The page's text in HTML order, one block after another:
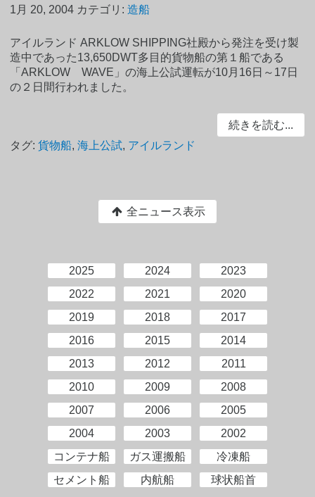
1月 20, 2004 カテゴリ:造船
アイルランド ARKLOW SHIPPING社殿から発注を受け製
造中であった13,650DWT多目的貨物船の第１船である
「ARKLOW WAVE」の海上公試運転が10月16日～17日
の２日間行われました。
続きを読む...
タグ:貨物船,海上公試, アイルランド
全ニュース表示
2025 2024
2023
2022
2021
2020
2019
2018
2017
2016
2015
2014
2013
2012
2011
2010
2009
2008
2007
2006
2005
2004
2003
2002
コンテナ船
ガス運搬船
冷凍船
セメント船
内航船 球状船首